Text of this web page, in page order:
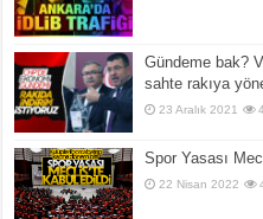
Gündeme bak?
sahte rakıya
23 Aralık 2021
Spor Yasası
22 Nisan 2022